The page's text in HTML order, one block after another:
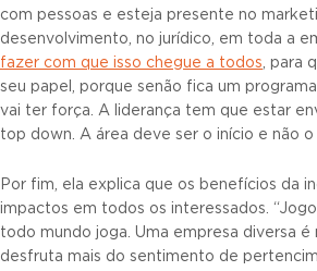
com pessoas e esteja presente no
desenvolvimento, no jurídico, em toda a
fazer com que isso chegue a todos , para
seu papel, porque senão fica um
vai ter força. A liderança tem que estar
top down. A área deve ser o início e não o
Por fim, ela explica que os benefícios da
impactos em todos os interessados.
todo mundo joga. Uma empresa diversa é
desfruta mais do sentimento de